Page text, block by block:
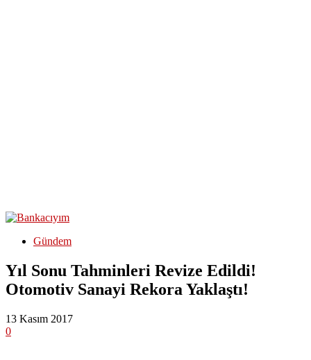
Gündem
Yıl Sonu Tahminleri Revize Edildi!
Otomotiv Sanayi Rekora Yaklaştı!
13 Kasım 2017
0